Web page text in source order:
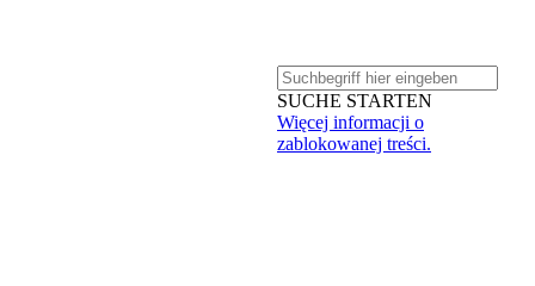
SUCHE STARTEN
Więcej informacji o
zablokowanej treści.